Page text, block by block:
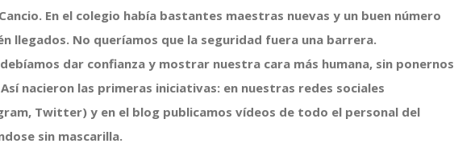
En el colegio había bastantes maestras nuevas y un buen número
llegados. No queríamos que la seguridad fuera una barrera.
dar confianza y mostrar nuestra cara más humana, sin ponernos
nacieron las primeras iniciativas: en nuestras redes sociales
Twitter) y en el blog publicamos vídeos de todo el personal del
sin mascarilla.